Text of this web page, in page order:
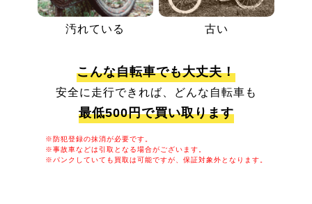
汚れている 古い
こんな自転車でも大丈夫！
安全に走行できれば、どんな自転車も
最低500円で買い取ります
※防犯登録の抹消が必要です。
※事故車などは引取となる場合がございます。
※パンクしていても買取は可能ですが、保証対象外となります。